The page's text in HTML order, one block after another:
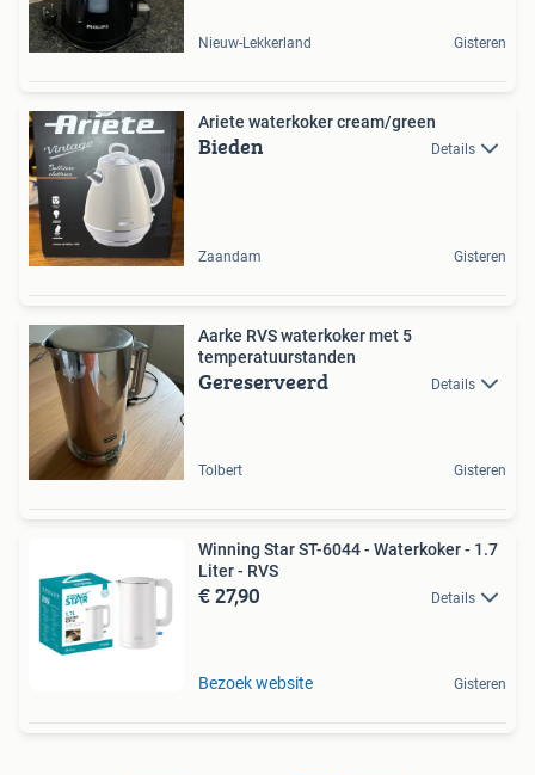
Nieuw-Lekkerland Gisteren
Ariete waterkoker cream/green
Bieden Details
Zaandam Gisteren
Aarke RVS waterkoker met 5
temperatuurstanden
Gereserveerd Details
Tolbert Gisteren
Winning Star ST-6044 - Waterkoker - 1.7
Liter - RVS
€ 27,90 Details
Bezoek website Gisteren